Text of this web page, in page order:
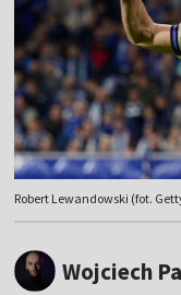
Robert Lewandowski (fot.
Wojciech